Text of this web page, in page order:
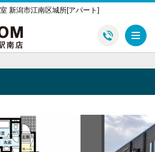
新潟市江南区城所[アパート]